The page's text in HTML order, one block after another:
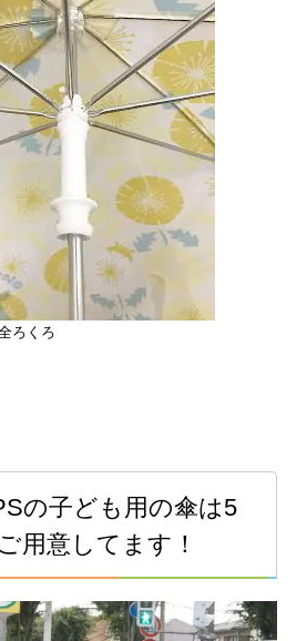
ろくろ
の子ども用の傘は5
用意してます！